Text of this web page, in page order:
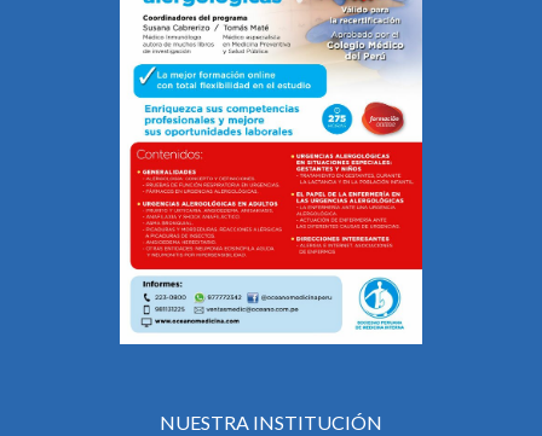
NUESTRA INSTITUCIÓN